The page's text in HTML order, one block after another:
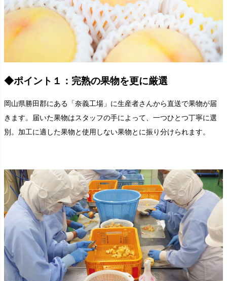
◆ポイント１：完熟の果物を更に厳選
岡山県勝田郡にある「奈義工場」に生産者さんから直送で果物が届
きます。届いた果物はスタッフの手によって、一つひとつ丁寧に選
別。加工に適した果物と使用しない果物とに振り分けられます。